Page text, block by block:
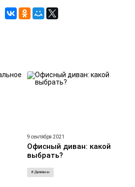
9 сентября 2021
Офисный диван: какой
выбрать?
# Диваны